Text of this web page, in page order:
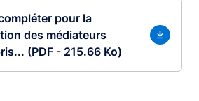
pour la
des médiateurs
(PDF - 215.66 Ko)